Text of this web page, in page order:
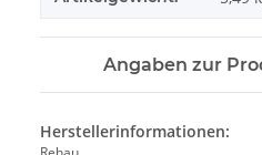
Angaben zur
Herstellerinformationen: